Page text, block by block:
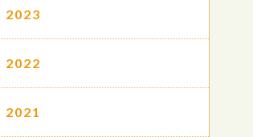
2023
2022
2021